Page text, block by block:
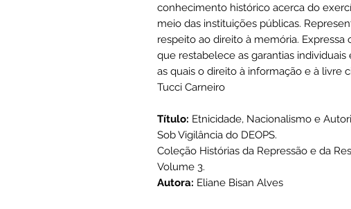
conhecimento histórico acerca do
meio das instituições públicas.
respeito ao direito à memória.
que restabelece as garantias
as quais o direito à informação e à livre
Tucci Carneiro
Título: Etnicidade, Nacionalismo e
Sob Vigilância do DEOPS.
Coleção Histórias da Repressão e da
Volume 3.
Autora: Eliane Bisan Alves